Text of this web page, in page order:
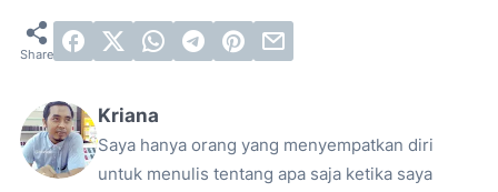
Kriana
Saya hanya orang yang menyempatkan diri
untuk menulis tentang apa saja ketika saya